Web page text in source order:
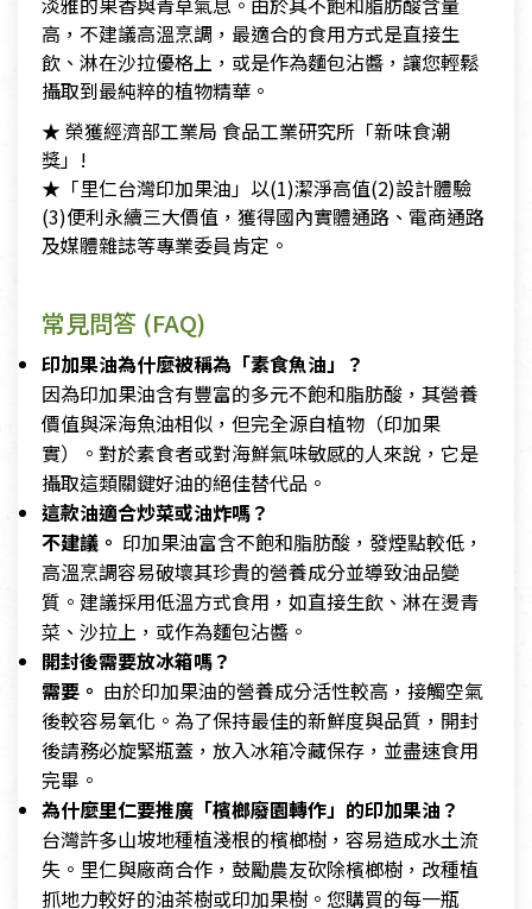
高，不建議高溫烹調，最適合的食用方式是直接生
飲、淋在沙拉優格上，或是作為麵包沾醬，讓您輕鬆
攝取到最純粹的植物精華。
★ 榮獲經濟部工業局 食品工業研究所「新味食潮
獎」!
​★「里仁台灣印加果油」以(1)潔淨高值(2)設計體驗
(3)便利永續三大價值，獲得國內實體通路、電商通路
及媒體雜誌等專業委員肯定。
常見問答 (FAQ)
印加果油為什麼被稱為「素食魚油」？
因為印加果油含有豐富的多元不飽和脂肪酸，其營養
價值與深海魚油相似，但完全源自植物（印加果
實）。對於素食者或對海鮮氣味敏感的人來說，它是
攝取這類關鍵好油的絕佳替代品。
這款油適合炒菜或油炸嗎？
不建議。 印加果油富含不飽和脂肪酸，發煙點較低，
高溫烹調容易破壞其珍貴的營養成分並導致油品變
質。建議採用低溫方式食用，如直接生飲、淋在燙青
菜、沙拉上，或作為麵包沾醬。
開封後需要放冰箱嗎？
需要。 由於印加果油的營養成分活性較高，接觸空氣
後較容易氧化。為了保持最佳的新鮮度與品質，開封
後請務必旋緊瓶蓋，放入冰箱冷藏保存，並盡速食用
完畢。
為什麼里仁要推廣「檳榔廢園轉作」的印加果油？
台灣許多山坡地種植淺根的檳榔樹，容易造成水土流
失。里仁與廠商合作，鼓勵農友砍除檳榔樹，改種植
抓地力較好的油茶樹或印加果樹。您購買的每一瓶